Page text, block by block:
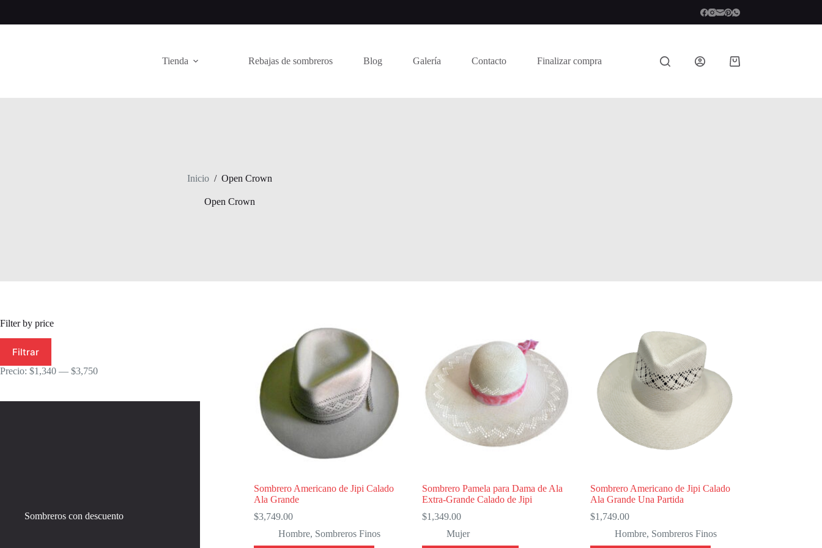
contenido
Tienda Rebajas de sombreros Blog Galería Contacto Finalizar compra
Shopping
Inicio / Open Crown
Open Crown
Sombrero Americano de Jipi Calado
Ala Grande
$3,749.00
Hombre, Sombreros Finos
Sombrero Pamela para Dama de Ala
Extra-Grande Calado de Jipi
$1,349.00
Mujer
Sombrero Americano de Jipi Calado
Ala Grande Una Partida
$1,749.00
Hombre, Sombreros Finos
Filter by price
mínimo
máximo
Filtrar
Precio: $1,340 — $3,750
Sombreros con descuento